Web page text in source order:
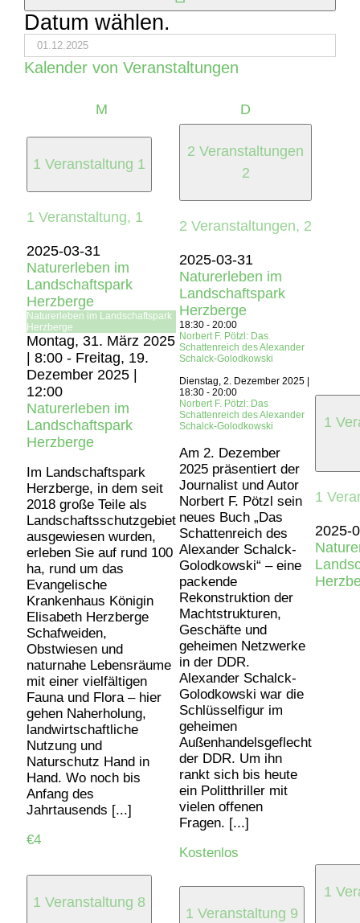
Datum wählen.
Kalender von Veranstaltungen
MMontag D
1 Veranstaltung 1
1 Veranstaltung, 1
2025-03-31
Naturerleben im
Landschaftspark
Herzberge
Naturerleben im Landschaftspark
Herzberge
Montag, 31. März 2025
| 8:00 - Freitag, 19.
Dezember 2025 |
12:00
Naturerleben im
Landschaftspark
Herzberge
Im Landschaftspark
Herzberge, in dem seit
2018 große Teile als
Landschaftsschutzgebiet
ausgewiesen wurden,
erleben Sie auf rund 100
ha, rund um das
Evangelische
Krankenhaus Königin
Elisabeth Herzberge
Schafweiden,
Obstwiesen und
naturnahe Lebensräume
mit einer vielfältigen
Fauna und Flora – hier
gehen Naherholung,
landwirtschaftliche
Nutzung und
Naturschutz Hand in
Hand. Wo noch bis
Anfang des
Jahrtausends [...]
€4
2 Veranstaltungen
2
2 Veranstaltungen, 2
2025-03-31
Naturerleben im
Landschaftspark
Herzberge
18:30 - 20:00
Norbert F. Pötzl: Das
Schattenreich des Alexander
Schalck-Golodkowski
Dienstag, 2. Dezember 2025 |
18:30 - 20:00
Norbert F. Pötzl: Das
Schattenreich des Alexander
Schalck-Golodkowski
Am 2. Dezember
2025 präsentiert der
Journalist und Autor
Norbert F. Pötzl sein
neues Buch „Das
Schattenreich des
Alexander Schalck-
Golodkowski“ – eine
packende
Rekonstruktion der
Machtstrukturen,
Geschäfte und
geheimen Netzwerke
in der DDR.
Alexander Schalck-
Golodkowski war die
Schlüsselfigur im
geheimen
Außenhandelsgeflecht
der DDR. Um ihn
rankt sich bis heute
ein Politthriller mit
vielen offenen
Fragen. [...]
Kostenlos
1
1
2025-
1 Veranstaltung 8
1 Veranstaltung 9
1